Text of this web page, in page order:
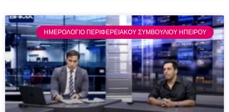
ΗΜΕΡΟΛΟΓΙΟ ΠΕΡΙΦΕΡΕΙΑΚΟΥ ΣΥΜΒΟΥΛΙΟΥ ΗΠΕΙΡΟΥ